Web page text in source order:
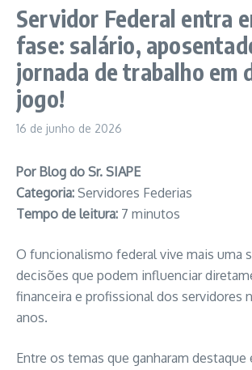
Servidor Federal entra
fase: salário,
jornada de trabalho em
jogo!
16 de junho de 2026
Por Blog do Sr. SIAPE
Categoria: Servidores Federias
Tempo de leitura: 7 minutos
O funcionalismo federal vive mais uma
decisões que podem influenciar
financeira e profissional dos servidores
anos.
Entre os temas que ganharam destaque